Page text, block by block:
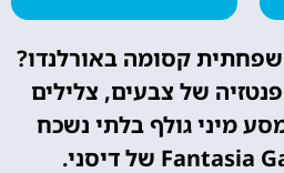
קסומה באורלנדו?
של צבעים, צלילים
מיני גולף בלתי נשכח